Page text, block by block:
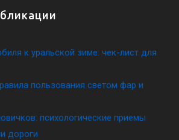
к уральской зиме: чек-лист для
пользования светом фар и
психологические приемы
дороги